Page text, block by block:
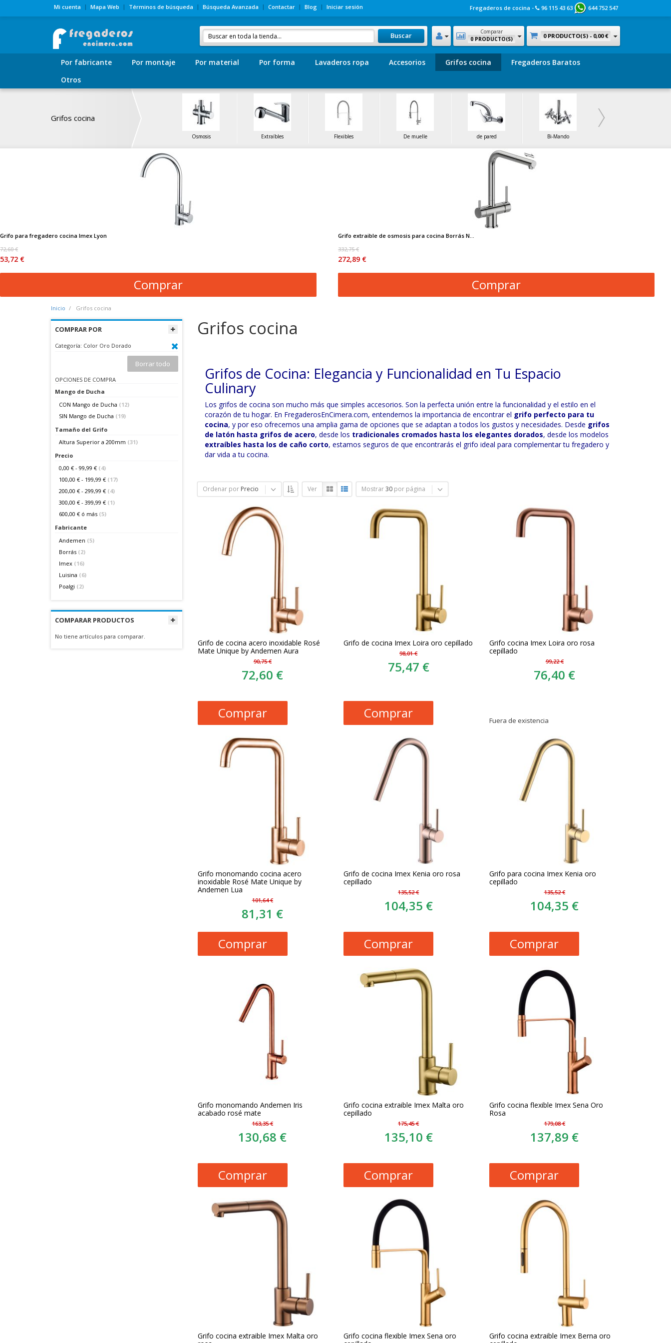
Mi cuenta Mapa Web Términos de búsqueda Búsqueda Avanzada Contactar Blog Iniciar sesión Fregaderos de cocina - 96 115 43 63 644 752 547
0 PRODUCTO(S) - 0,00 €
Comparar
0 PRODUCTO(S)
Buscar
Por fabricante Por montaje Por material Por forma Lavaderos ropa Accesorios Grifos cocina
Fregaderos Baratos
Otros
Grifos cocina
Osmosis Extraíbles Flexibles De muelle de pared Bi-Mando
Grifo para fregadero cocina Imex Lyon
72,60 €
53,72 €
Comprar
Grifo extraible de osmosis para cocina Borrás N...
332,75 €
272,89 €
Comprar
Inicio Grifos cocina
COMPRAR POR
Categoría: Color Oro Dorado
Borrar todo
OPCIONES DE COMPRA
Mango de Ducha
CON Mango de Ducha (12)
SIN Mango de Ducha (19)
Tamaño del Grifo
Altura Superior a 200mm (31)
Precio
0,00 € - 99,99 € (4)
100,00 € - 199,99 € (17)
200,00 € - 299,99 € (4)
300,00 € - 399,99 € (1)
600,00 € ó más (5)
Fabricante
Andemen (5)
Borrás (2)
Imex (16)
Luisina (6)
Poalgi (2)
COMPARAR PRODUCTOS
No tiene artículos para comparar.
Grifos cocina
Grifos de Cocina: Elegancia y Funcionalidad en Tu Espacio
Culinary
Los grifos de cocina son mucho más que simples accesorios. Son la perfecta unión entre la funcionalidad y el estilo en el
corazón de tu hogar. En FregaderosEnCimera.com, entendemos la importancia de encontrar el grifo perfecto para tu
cocina, y por eso ofrecemos una amplia gama de opciones que se adaptan a todos los gustos y necesidades. Desde grifos
de latón hasta grifos de acero, desde los tradicionales cromados hasta los elegantes dorados, desde los modelos
extraíbles hasta los de caño corto, estamos seguros de que encontrarás el grifo ideal para complementar tu fregadero y
dar vida a tu cocina.
Ordenar por Precio Ver Mostrar 30 por página
Grifo de cocina acero inoxidable Rosé
Mate Unique by Andemen Aura
90,75 €
72,60 €
Comprar
Grifo de cocina Imex Loira oro cepillado
98,01 €
75,47 €
Comprar
Grifo cocina Imex Loira oro rosa
cepillado
99,22 €
76,40 €
Fuera de existencia
Grifo monomando cocina acero
inoxidable Rosé Mate Unique by
Andemen Lua
101,64 €
81,31 €
Comprar
Grifo de cocina Imex Kenia oro rosa
cepillado
135,52 €
104,35 €
Comprar
Grifo para cocina Imex Kenia oro
cepillado
135,52 €
104,35 €
Comprar
Grifo monomando Andemen Iris
acabado rosé mate
163,35 €
130,68 €
Comprar
Grifo cocina extraible Imex Malta oro
cepillado
175,45 €
135,10 €
Comprar
Grifo cocina flexible Imex Sena Oro
Rosa
179,08 €
137,89 €
Comprar
Grifo cocina extraible Imex Malta oro
Grifo cocina flexible Imex Sena oro
Grifo cocina extraible Imex Berna oro